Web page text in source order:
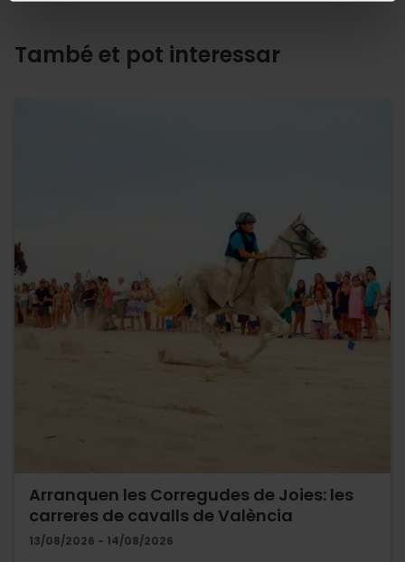
També et pot interessar
Arranquen les Corregudes de Joies: les
carreres de cavalls de València
13/08/2026 - 14/08/2026